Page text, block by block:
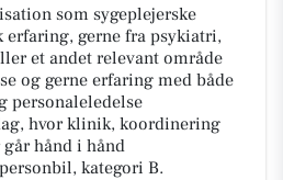
som sygeplejerske
gerne fra psykiatri,
et andet relevant område
og gerne erfaring med både
personaleledelse
hvor klinik, koordinering
hånd i hånd
kategori B.